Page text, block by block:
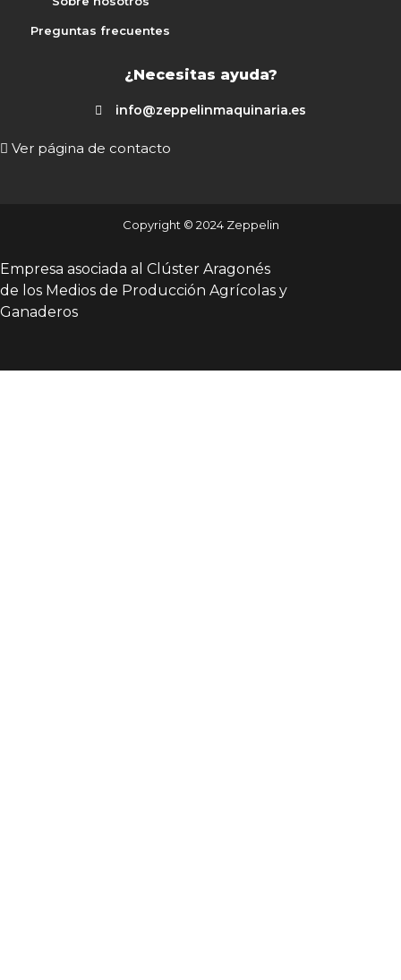
Preguntas frecuentes
¿Necesitas ayuda?
info@zeppelinmaquinaria.es
Ver página de contacto
Copyright © 2024 Zeppelin
Empresa asociada al Clúster Aragonés
de los Medios de Producción Agrícolas y
Ganaderos